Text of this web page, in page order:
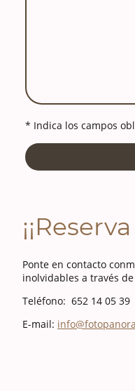
* Indica los campos
¡¡Reserva
Ponte en contacto
inolvidables a través
Teléfono: 652 14 05 39
E-mail: